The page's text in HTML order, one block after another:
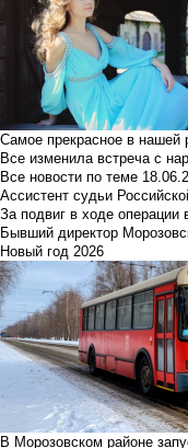
Самое прекрасное в нашей
Все изменила встреча с
Все новости по теме
Ассистент судьи
За подвиг в ходе
Бывший директор
Новый год 2026
В Морозовском районе